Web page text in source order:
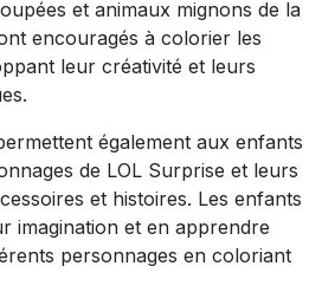
et animaux mignons de la
encouragés à colorier les
leur créativité et leurs
également aux enfants
de LOL Surprise et leurs
et histoires. Les enfants
imagination et en apprendre
personnages en coloriant